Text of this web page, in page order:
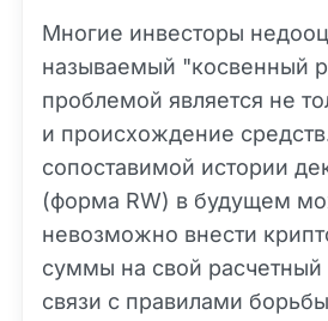
Многие инвесторы
называемый "косвенный
проблемой является не
и происхождение
сопоставимой истории
(форма RW) в будущем
невозможно внести
суммы на свой расчетный
связи с правилами